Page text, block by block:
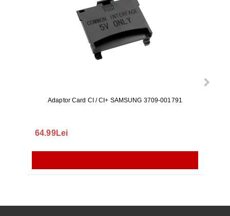
Adaptor Card CI / CI+ SAMSUNG 3709-001791
64.99Lei